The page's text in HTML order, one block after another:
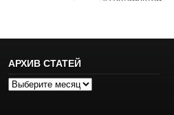
АРХИВ СТАТЕЙ
Архив